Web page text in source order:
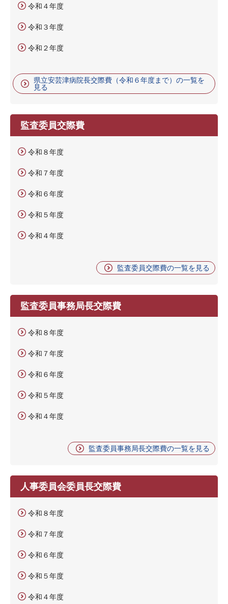
令和４年度
令和３年度
令和２年度
県立安芸津病院長交際費（令和６年度まで）の一覧を
見る
監査委員交際費
令和８年度
令和７年度
令和６年度
令和５年度
令和４年度
監査委員交際費の一覧を見る
監査委員事務局長交際費
令和８年度
令和７年度
令和６年度
令和５年度
令和４年度
監査委員事務局長交際費の一覧を見る
人事委員会委員長交際費
令和８年度
令和７年度
令和６年度
令和５年度
令和４年度